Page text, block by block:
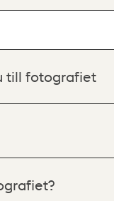
till fotografiet